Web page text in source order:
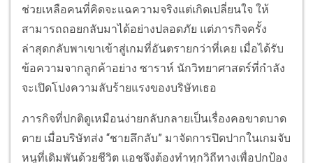
ช่วยเหลือคนที่คิดจะแฉความจริงแต่เกิดเปลี่ยนใจ ให้
สามารถถอยกลับมาได้อย่างปลอดภัย แต่ภารกิจครั้ง
ล่าสุดกลับพาเขาเข้าสู่เกมที่อันตรายกว่าที่เคย เมื่อได้รับ
ข้อความจากลูกค้าอย่าง ซาราห์ นักวิทยาศาสตร์ที่กำลัง
จะเปิดโปงความลับร้ายแรงของบริษัทเธอ
ภารกิจที่ปกติดูเหมือนง่ายกลับกลายเป็นเรื่องคอขาดบาด
ตาย เมื่อบริษัทส่ง “ชายลึกลับ” มาจัดการปิดปากในเกมจับ
หนูที่เดิมพันด้วยชีวิต แอชจึงต้องทำทุกวิถีทางเพื่อปกป้อง